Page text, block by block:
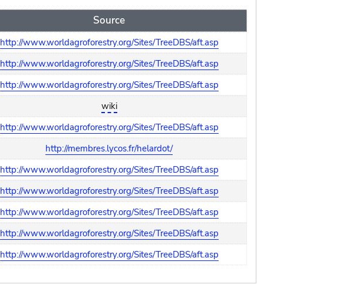
Source
http://www.worldagroforestry.org/Sites/TreeDBS/aft.asp
http://www.worldagroforestry.org/Sites/TreeDBS/aft.asp
http://www.worldagroforestry.org/Sites/TreeDBS/aft.asp
wiki
http://www.worldagroforestry.org/Sites/TreeDBS/aft.asp
http://membres.lycos.fr/helardot/
http://www.worldagroforestry.org/Sites/TreeDBS/aft.asp
http://www.worldagroforestry.org/Sites/TreeDBS/aft.asp
http://www.worldagroforestry.org/Sites/TreeDBS/aft.asp
http://www.worldagroforestry.org/Sites/TreeDBS/aft.asp
http://www.worldagroforestry.org/Sites/TreeDBS/aft.asp